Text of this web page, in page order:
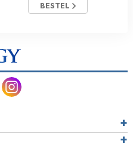
BESTEL